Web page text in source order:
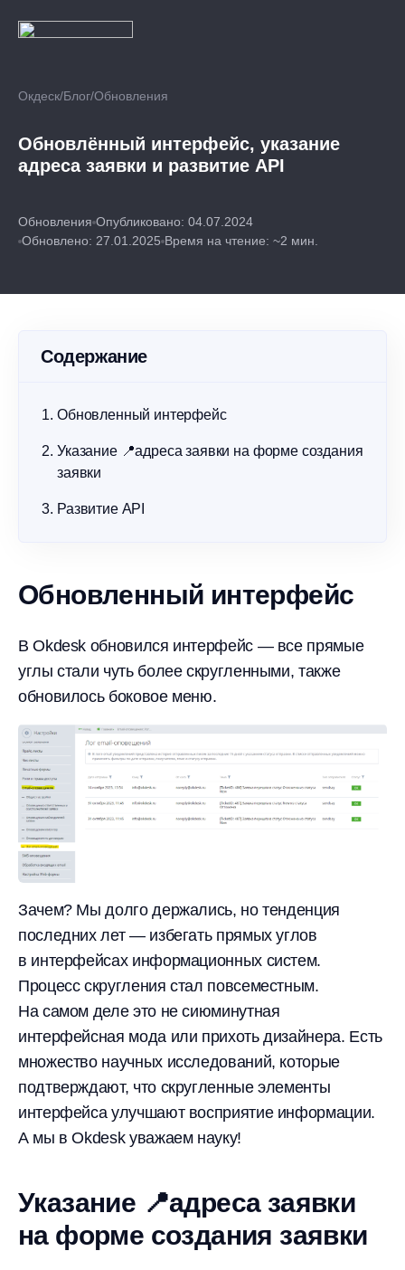
Окдеск/Блог/Обновления
Обновлённый интерфейс, указание
адреса заявки и развитие API
Обновления Опубликовано: 04.07.2024
Обновлено: 27.01.2025 Время на чтение: ~2 мин.
Содержание
Обновленный интерфейс
Указание 📍адреса заявки на форме создания
заявки
Развитие API
Обновленный интерфейс
В Okdesk обновился интерфейс — все прямые
углы стали чуть более скругленными, также
обновилось боковое меню.
Зачем? Мы долго держались, но тенденция
последних лет — избегать прямых углов
в интерфейсах информационных систем.
Процесс скругления стал повсеместным.
На самом деле это не сиюминутная
интерфейсная мода или прихоть дизайнера. Есть
множество научных исследований, которые
подтверждают, что скругленные элементы
интерфейса улучшают восприятие информации.
А мы в Okdesk уважаем науку!
Указание 📍адреса заявки
на форме создания заявки